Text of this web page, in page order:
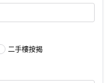
二手樓按揭